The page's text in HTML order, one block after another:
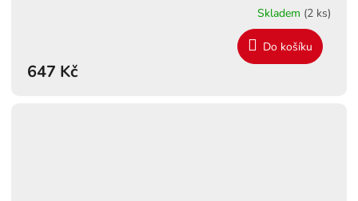
Skladem (2 ks)
647 Kč
Do košíku